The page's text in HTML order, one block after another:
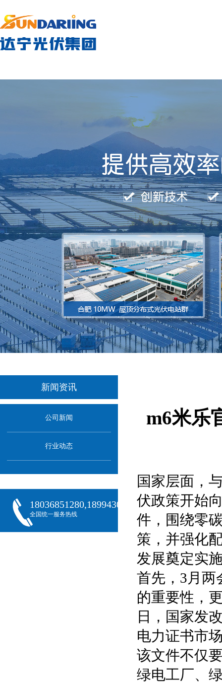
新闻资讯
公司新闻
行业动态
18036851280,18994301288,18068407382
全国统一服务热线
m6米乐
国家层面，
伏政策开始
件，围绕零
策，并强化
发展奠定实
首先，3月两
的重要性，
日，国家发
电力证书市
该文件不仅
绿电工厂、